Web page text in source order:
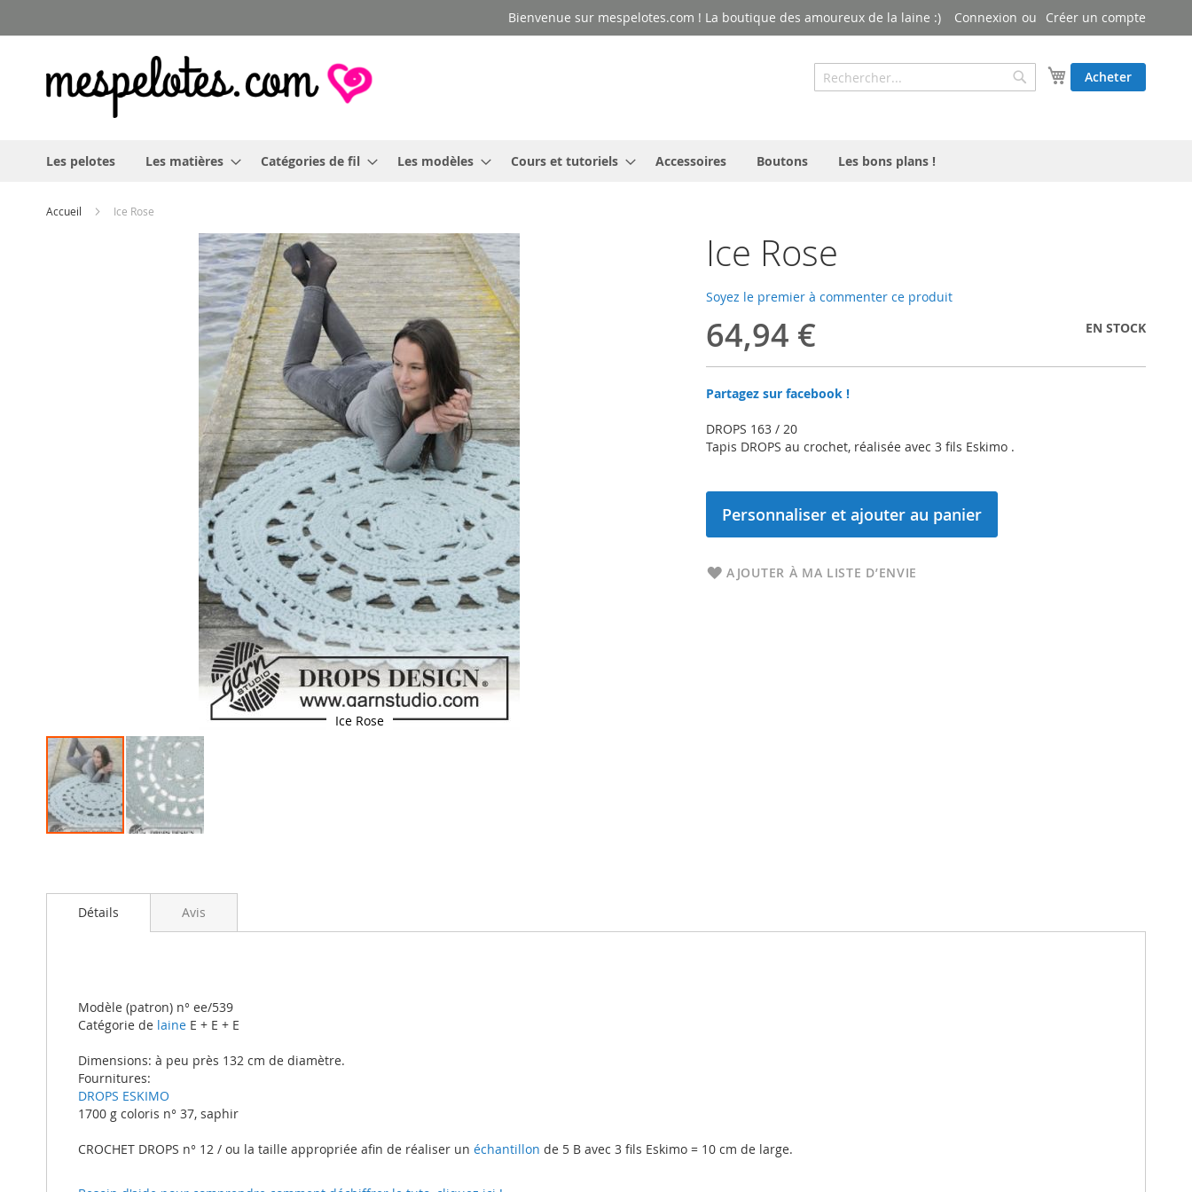
au
Bienvenue sur mespelotes.com ! La boutique des amoureux de la laine :) Connexion Créer un compte
Mon panier
Acheter
Rechercher
Rechercher
Les pelotes Les matières Catégories de fil Les modèles Cours et tutoriels Accessoires Boutons Les bons plans !
Accueil Ice Rose
Ice Rose
Soyez le premier à commenter ce produit
64,94 € EN STOCK
Partagez sur facebook !
DROPS 163 / 20
Tapis DROPS au crochet, réalisée avec 3 fils Eskimo .
Personnaliser et ajouter au panier
AJOUTER À MA LISTE D’ENVIE
Ice Rose
beginning
Détails
Modèle (patron) n° ee/539
Catégorie de laine E + E + E
Dimensions: à peu près 132 cm de diamètre.
Fournitures:
DROPS ESKIMO
1700 g coloris n° 37, saphir
CROCHET DROPS n° 12 / ou la taille appropriée afin de réaliser un échantillon de 5 B avec 3 fils Eskimo = 10 cm de large.
Avis